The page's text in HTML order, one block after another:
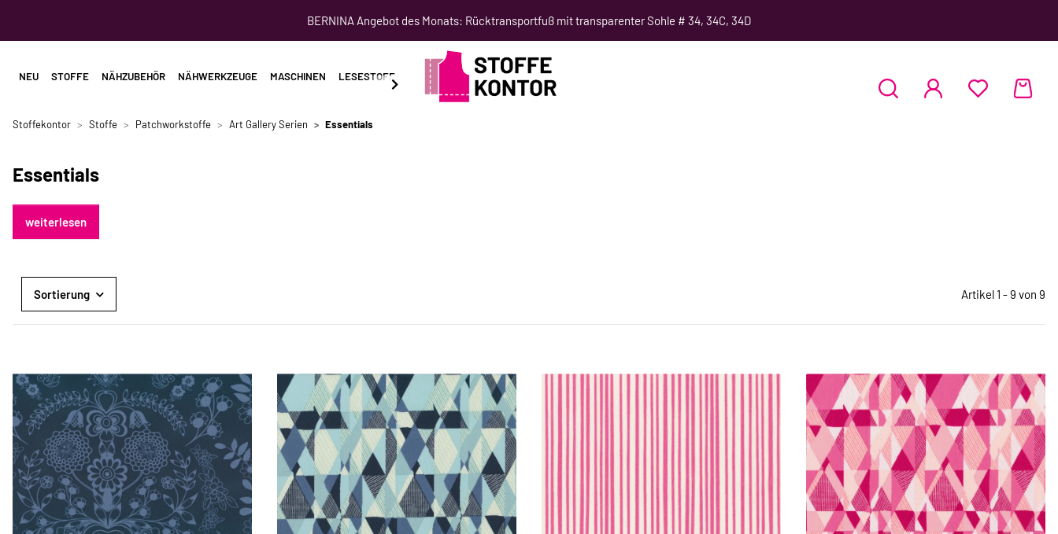
BERNINA Angebot des Monats: Rücktransportfuß mit transparenter Sohle # 34, 34C, 34D
NEU STOFFE NÄHZUBEHÖR NÄHWERKZEUGE MASCHINEN LESESTOFF SCHNITTMUSTER NÄHKURSE
Stoffekontor Stoffe Patchworkstoffe Art Gallery Serien Essentials
Essentials
weiterlesen
Sortierung Artikel 1 - 9 von 9